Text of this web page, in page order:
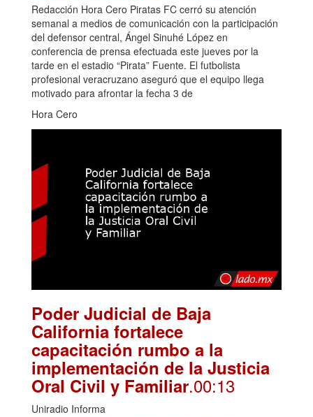
Redacción Hora Cero Piratas FC cerró su atención
semanal a medios de comunicación con la participación
del defensor central, Ángel Sinuhé López en
conferencia de prensa efectuada este jueves por la
tarde en el estadio “Pirata” Fuente. El futbolista
profesional veracruzano aseguró que el equipo llega
motivado para afrontar la fecha 3 de
Hora Cero
Poder Judicial de Baja
California fortalece
capacitación rumbo a la
implementación de la Justicia
Oral Civil y Familiar.00:13
Uniradio Informa